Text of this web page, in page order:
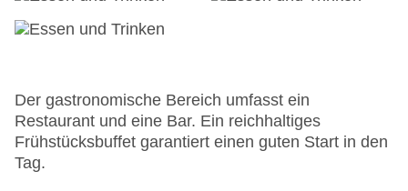
Anzahl der Aufzüge: 1
Gesamtanzahl der Stockwerke: 7
Gesamtanzahl der Zimmer: 109
Landeskategorie: 4 Sterne
Der gastronomische Bereich umfasst ein
Restaurant und eine Bar. Ein reichhaltiges
Frühstücksbuffet garantiert einen guten Start in den
Tag.